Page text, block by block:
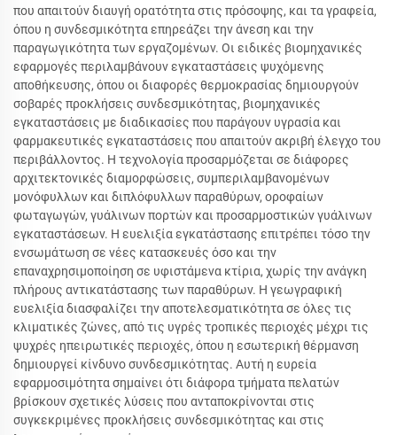
που απαιτούν διαυγή ορατότητα στις πρόσοψης, και τα γραφεία,
όπου η συνδεσμικότητα επηρεάζει την άνεση και την
παραγωγικότητα των εργαζομένων. Οι ειδικές βιομηχανικές
εφαρμογές περιλαμβάνουν εγκαταστάσεις ψυχόμενης
αποθήκευσης, όπου οι διαφορές θερμοκρασίας δημιουργούν
σοβαρές προκλήσεις συνδεσμικότητας, βιομηχανικές
εγκαταστάσεις με διαδικασίες που παράγουν υγρασία και
φαρμακευτικές εγκαταστάσεις που απαιτούν ακριβή έλεγχο του
περιβάλλοντος. Η τεχνολογία προσαρμόζεται σε διάφορες
αρχιτεκτονικές διαμορφώσεις, συμπεριλαμβανομένων
μονόφυλλων και διπλόφυλλων παραθύρων, οροφαίων
φωταγωγών, γυάλινων πορτών και προσαρμοστικών γυάλινων
εγκαταστάσεων. Η ευελιξία εγκατάστασης επιτρέπει τόσο την
ενσωμάτωση σε νέες κατασκευές όσο και την
επαναχρησιμοποίηση σε υφιστάμενα κτίρια, χωρίς την ανάγκη
πλήρους αντικατάστασης των παραθύρων. Η γεωγραφική
ευελιξία διασφαλίζει την αποτελεσματικότητα σε όλες τις
κλιματικές ζώνες, από τις υγρές τροπικές περιοχές μέχρι τις
ψυχρές ηπειρωτικές περιοχές, όπου η εσωτερική θέρμανση
δημιουργεί κίνδυνο συνδεσμικότητας. Αυτή η ευρεία
εφαρμοσιμότητα σημαίνει ότι διάφορα τμήματα πελατών
βρίσκουν σχετικές λύσεις που ανταποκρίνονται στις
συγκεκριμένες προκλήσεις συνδεσμικότητας και στις